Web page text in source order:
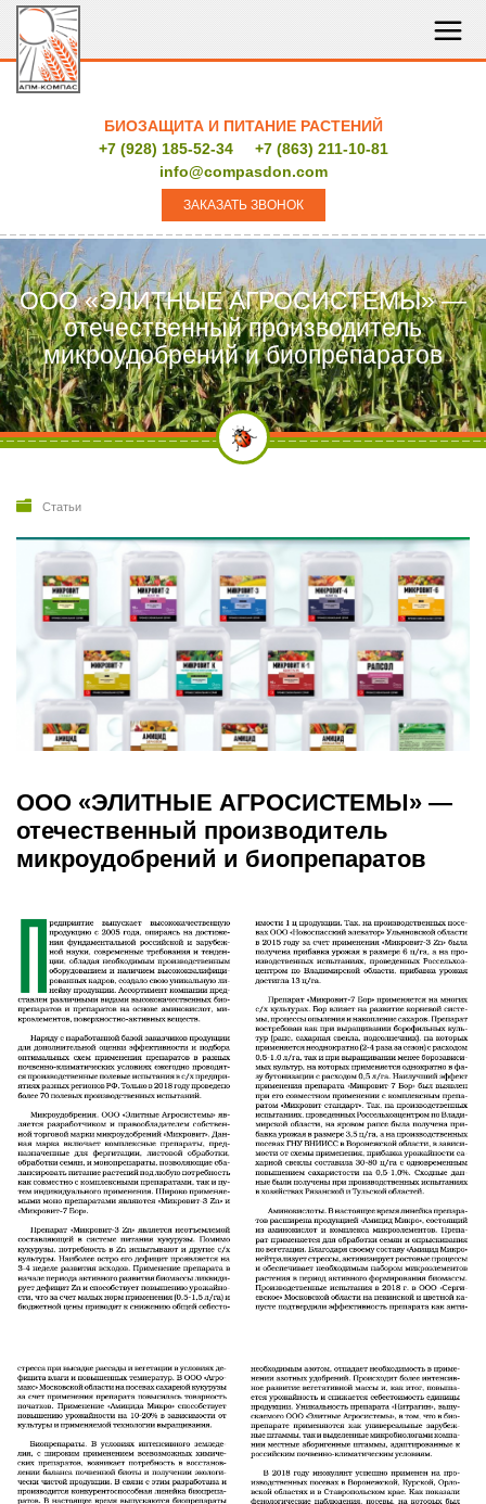
БИОЗАЩИТА И ПИТАНИЕ РАСТЕНИЙ
+7 (928) 185-52-34
+7 (863) 211-10-81
info@compasdon.com
ЗАКАЗАТЬ ЗВОНОК
ООО «ЭЛИТНЫЕ АГРОСИСТЕМЫ» —
отечественный производитель
микроудобрений и биопрепаратов
Статьи
ООО «ЭЛИТНЫЕ АГРОСИСТЕМЫ» —
отечественный производитель
микроудобрений и биопрепаратов